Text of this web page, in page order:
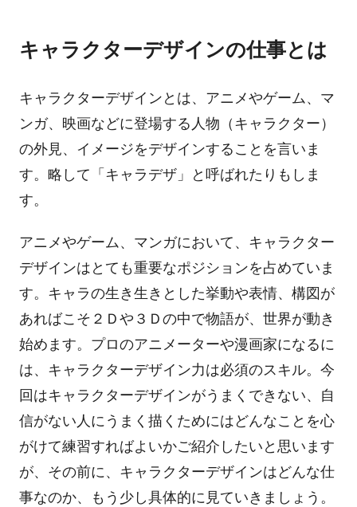
キャラクターデザインの仕事とは
キャラクターデザインとは、アニメやゲーム、マ
ンガ、映画などに登場する人物（キャラクター）
の外見、イメージをデザインすることを言いま
す。略して「キャラデザ」と呼ばれたりもしま
す。
アニメやゲーム、マンガにおいて、キャラクター
デザインはとても重要なポジションを占めていま
す。キャラの生き生きとした挙動や表情、構図が
あればこそ２Ｄや３Ｄの中で物語が、世界が動き
始めます。プロのアニメーターや漫画家になるに
は、キャラクターデザイン力は必須のスキル。今
回はキャラクターデザインがうまくできない、自
信がない人にうまく描くためにはどんなことを心
がけて練習すればよいかご紹介したいと思います
が、その前に、キャラクターデザインはどんな仕
事なのか、もう少し具体的に見ていきましょう。